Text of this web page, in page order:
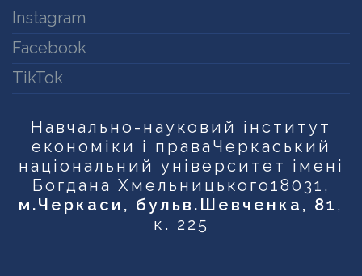
Instagram
Facebook
TikTok
Навчально-науковий інститут
економіки і права Черкаський
національний університет імені
Богдана Хмельницького18031,
м.Черкаси, бульв.Шевченка, 81 ,
к. 225